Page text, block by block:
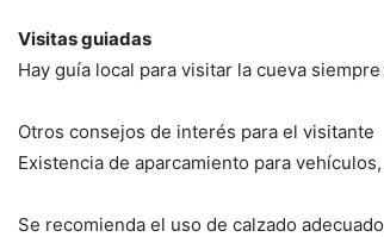
Visitas guiadas
Hay guía local para visitar la cueva
Otros consejos de interés para el visitante
Existencia de aparcamiento para
Se recomienda el uso de calzado